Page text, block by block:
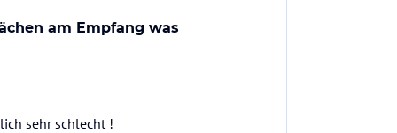
am Empfang was
sehr schlecht !